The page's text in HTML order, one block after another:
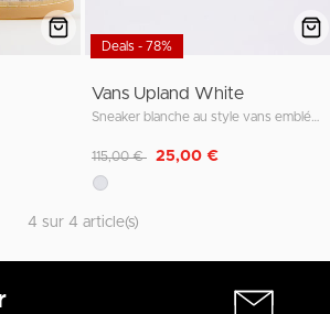
Deals - 78%
Vans Upland White
Remise de
115,00 € 25,00 €
4 sur 4 article(s)